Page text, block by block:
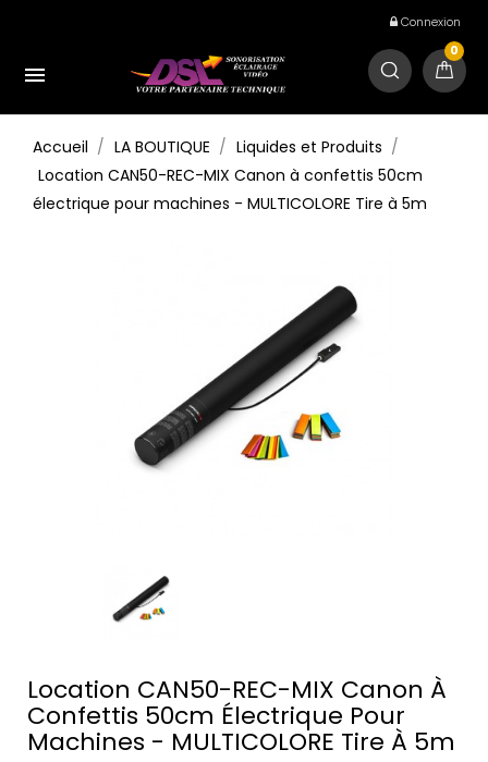
Connexion

0
Accueil LA BOUTIQUE
Liquides et Produits
Location CAN50-REC-MIX Canon à confettis 50cm
électrique pour machines - MULTICOLORE Tire à 5m
Location CAN50-REC-MIX Canon À
Confettis 50cm Électrique Pour
Machines - MULTICOLORE Tire À 5m